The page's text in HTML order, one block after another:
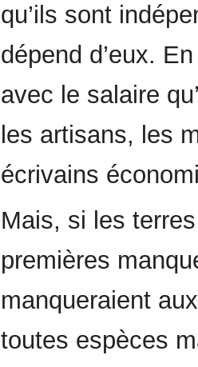
qu’ils sont
dépend d’eux.
avec le salaire
les artisans, les
écrivains
Mais, si les
premières
manqueraient
toutes espèces